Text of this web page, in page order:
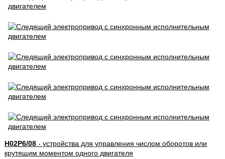
H02P6/08- устройства для управления числом оборотов или
крутящим моментом одного двигателя